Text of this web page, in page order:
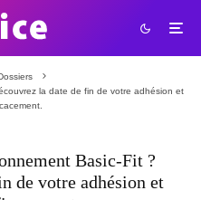
la date de fin de votre adhésion et
Basic-Fit ?
de votre adhésion et